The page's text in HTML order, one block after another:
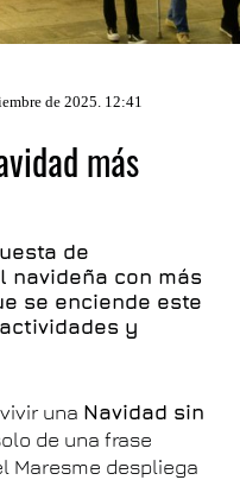
de 2025. 12:41
más
de
navideña con más
se enciende este
y
una Navidad sin
de una frase
Maresme despliega